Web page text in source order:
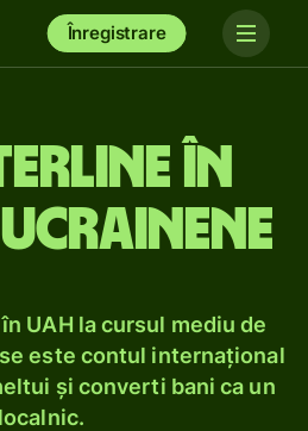
Înregistrare
în
UAH la cursul mediu de
este contul internațional
și converti bani ca un
localnic.